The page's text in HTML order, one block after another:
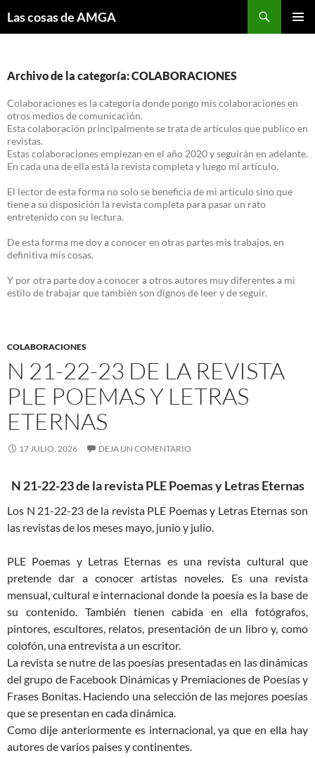
Las cosas de AMGA
Archivo de la categoría: COLABORACIONES
Colaboraciones es la categoría donde pongo mis colaboraciones en
otros medios de comunicación.
Esta colaboración principalmente se trata de artículos que publico en
revistas.
Estas colaboraciones empiezan en el año 2020 y seguirán en adelante.
En cada una de ella está la revista completa y luego mi artículo.
El lector de esta forma no solo se beneficia de mi artículo sino que
tiene a su disposición la revista completa para pasar un rato
entretenido con su lectura.
De esta forma me doy a conocer en otras partes mis trabajos, en
definitiva mis cosas.
Y por otra parte doy a conocer a otros autores muy diferentes a mi
estilo de trabajar que también son dignos de leer y de seguir.
COLABORACIONES
N 21-22-23 DE LA REVISTA
PLE POEMAS Y LETRAS
ETERNAS
17 JULIO, 2026 DEJA UN COMENTARIO
N 21-22-23 de la revista PLE Poemas y Letras Eternas
Los N 21-22-23 de la revista PLE Poemas y Letras Eternas son
las revistas de los meses mayo, junio y julio.
PLE Poemas y Letras Eternas es una revista cultural que
pretende dar a conocer artistas noveles. Es una revista
mensual, cultural e internacional donde la poesía es la base de
su contenido. También tienen cabida en ella fotógrafos,
pintores, escultores, relatos, presentación de un libro y, como
colofón, una entrevista a un escritor.
La revista se nutre de las poesías presentadas en las dinámicas
del grupo de Facebook Dinámicas y Premiaciones de Poesías y
Frases Bonitas. Haciendo una selección de las mejores poesías
que se presentan en cada dinámica.
Como dije anteriormente es internacional, ya que en ella hay
autores de varios paises y continentes.